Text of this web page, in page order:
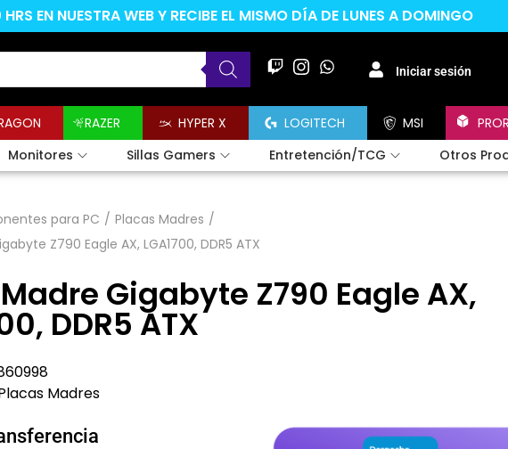
EN NUESTRA WEB Y RECIBE EL MISMO DÍA DE LUNES A DOMINGO
Iniciar sesión
RAZER HYPER X LOGITECH MSI
Monitores Sillas Gamers Entretención/TCG Otros
para PC / Placas Madres /
Z790 Eagle AX, LGA1700, DDR5 ATX
Gigabyte Z790 Eagle AX,
DDR5 ATX
Madres